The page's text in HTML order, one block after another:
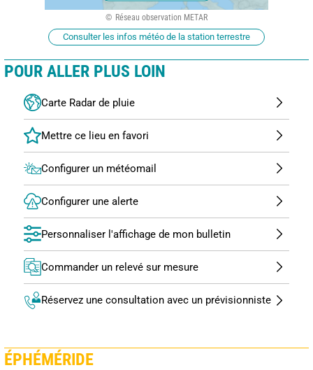
Réseau observation METAR
Consulter les infos météo de la station terrestre
POUR ALLER PLUS LOIN
Carte Radar de pluie
Configurer un météomail
Configurer une alerte
Personnaliser l'affichage de mon bulletin
Commander un relevé sur mesure
Réservez une consultation avec un prévisionniste
ÉPHÉMÉRIDE